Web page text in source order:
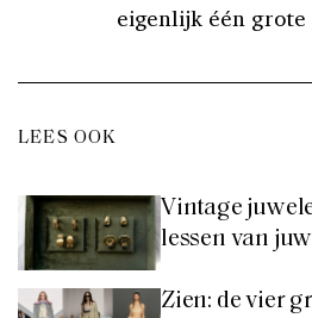
eigenlijk één grote
LEES OOK
Vintage
lessen van
Zien: de vier